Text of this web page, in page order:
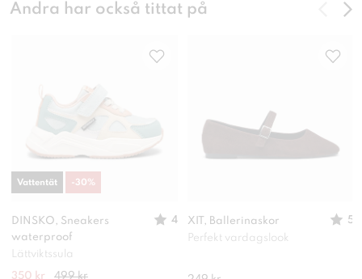
Andra har också tittat på
DINSKO, Sneakers
waterproof
4
Lättviktssula
350 kr 499 kr
Vattentät -30%
XIT, Ballerinaskor
5
Perfekt vardagslook